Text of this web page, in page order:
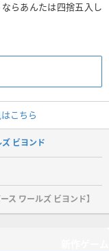
らあんたは四捨五入し
こちら
ビヨンド
ス ワールズ ビヨンド】